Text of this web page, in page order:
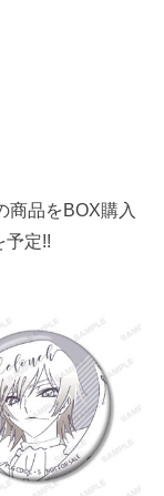
商品をBOX購入
予定!!